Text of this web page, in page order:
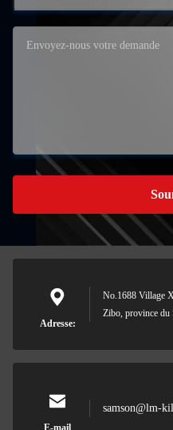
Adresse:
No.1688 Village
Zibo, province du
E-mail
samson@lm-